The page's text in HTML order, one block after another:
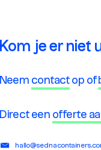
Kom je er niet
Neem contact op of
Direct een offerte